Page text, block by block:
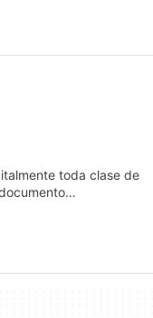
toda clase de